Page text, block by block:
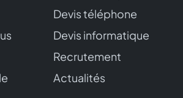
Devis téléphone
Devis informatique
Recrutement
Actualités